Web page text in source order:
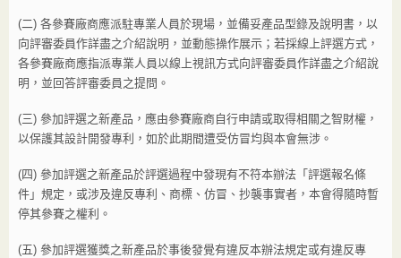
(二) 各參賽廠商應派駐專業人員於現場，並備妥產品型錄及說明書，以
向評審委員作詳盡之介紹說明，並動態操作展示；若採線上評選方式，
各參賽廠商應指派專業人員以線上視訊方式向評審委員作詳盡之介紹說
明，並回答評審委員之提問。
(三) 參加評選之新產品，應由參賽廠商自行申請或取得相關之智財權，
以保護其設計開發專利，如於此期間遭受仿冒均與本會無涉。
(四) 參加評選之新產品於評選過程中發現有不符本辦法「評選報名條
件」規定，或涉及違反專利、商標、仿冒、抄襲事實者，本會得隨時暫
停其參賽之權利。
(五) 參加評選獲獎之新產品於事後發覺有違反本辦法規定或有違反專